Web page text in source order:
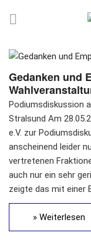
Gedanken und
Podiumsdiskussion
Stralsund Am
e.V. zur
anscheinend leider
vertretenen
auch nur ein sehr
zeigte das mit einer
» Weiterlesen